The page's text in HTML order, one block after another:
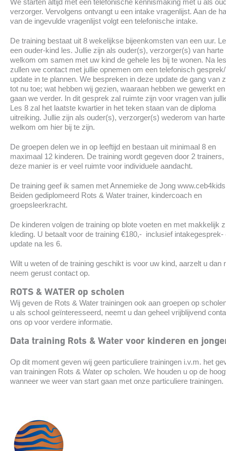
We starten altijd met een telefonische kennismaking met u als
verzorger. Vervolgens ontvangt u een intake vragenlijst. Aan de
van de ingevulde vragenlijst volgt een telefonische intake.
De training bestaat uit 8 wekelijkse bijeenkomsten van een uur.
een ouder-kind les. Jullie zijn als ouder(s), verzorger(s) van harte
welkom om samen met uw kind de gehele les bij te wonen. Na
zullen we contact met jullie opnemen om een telefonisch gesprek/
update in te plannen. We bespreken in deze update de gang van
tot nu toe; wat hebben wij gezien, waaraan hebben we gewerkt
gaan we verder. In dit gesprek zal ruimte zijn voor vragen van
Les 8 zal het laatste kwartier in het teken staan van de diploma
uitreiking. Jullie zijn als ouder(s), verzorger(s) wederom van harte
welkom om hier bij te zijn.
De groepen delen we in op leeftijd en bestaan uit minimaal 8 en
maximaal 12 kinderen. De training wordt gegeven door 2 trainers,
deze manier is er veel ruimte voor individuele aandacht.
De training geef ik samen met Annemieke de Jong
Beiden gediplomeerd Rots & Water trainer, kindercoach en
groepsleerkracht.
De kinderen volgen de training op blote voeten en met makkelijk
kleding. U betaalt voor de training €180,- inclusief intakegesprek-
update na les 6.
Wilt u weten of de training geschikt is voor uw kind, aarzelt u dan
neem gerust contact op.
ROTS & WATER op scholen
Wij geven de Rots & Water trainingen ook aan groepen op
u als school geïnteresseerd, neemt u dan geheel vrijblijvend
ons op voor verdere informatie.
Data training Rots & Water voor kinderen en
Op dit moment geven wij geen particuliere trainingen i.v.m. het
van trainingen Rots & Water op scholen. We houden u op de
wanneer we weer van start gaan met onze particuliere trainingen.